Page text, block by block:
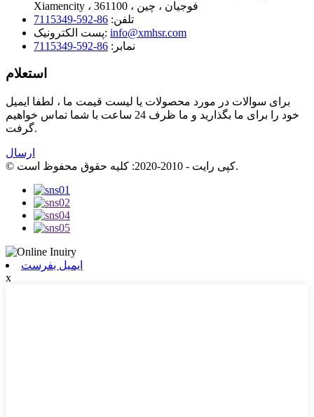
Xiamencity ، 361100 ، فوجیان ، چین
تلفن: 86-592-7115349
پست الکترونیک: info@xmhsr.com
نمابر: 86-592-7115349
استعلام
برای سوالات در مورد محصولات یا لیست قیمت ما ، لطفا ایمیل
خود را برای ما بگذارید و ما ظرف 24 ساعت با شما تماس خواهیم
گرفت.
ارسال
© کپی رایت - 2010-2020: کلیه حقوق محفوظ است.
ایمیل بفرست
x